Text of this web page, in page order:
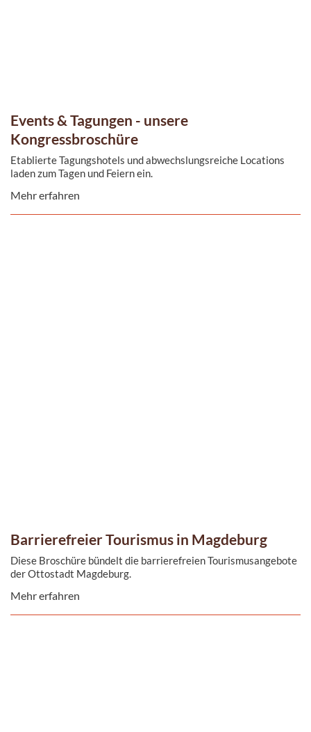
Events & Tagungen - unsere
Kongressbroschüre
Etablierte Tagungshotels und abwechslungsreiche Locations
laden zum Tagen und Feiern ein.
Mehr erfahren
Barrie­re­freier Tourismus in Magdeburg
Diese Broschüre bündelt die barrierefreien Tourismusangebote
der Ottostadt Magdeburg.
Mehr erfahren